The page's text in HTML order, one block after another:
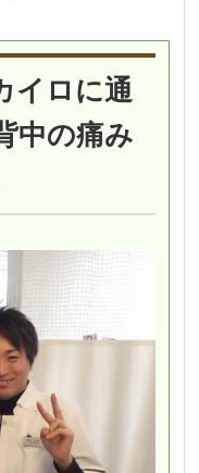
イロに通
中の痛み